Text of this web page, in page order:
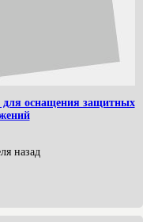
оснащения защитных
назад